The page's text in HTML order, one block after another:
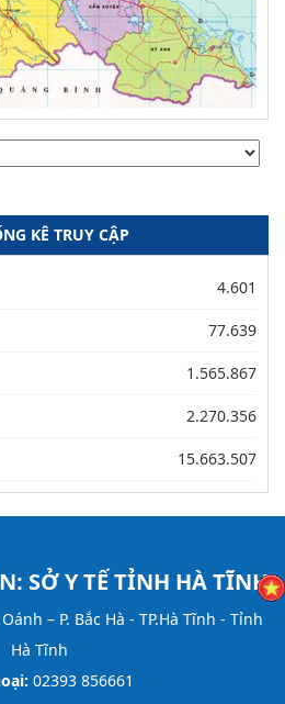
KÊ TRUY CẬP
4.601
77.639
1.565.867
2.270.356
15.663.507
SỞ Y TẾ TỈNH HÀ TĨNH
– P. Bắc Hà - TP.Hà Tĩnh - Tỉnh
Hà Tĩnh
02393 856661